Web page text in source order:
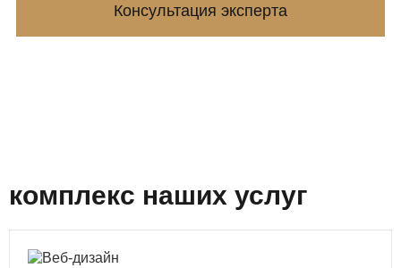
Консультация эксперта
комплекс наших услуг